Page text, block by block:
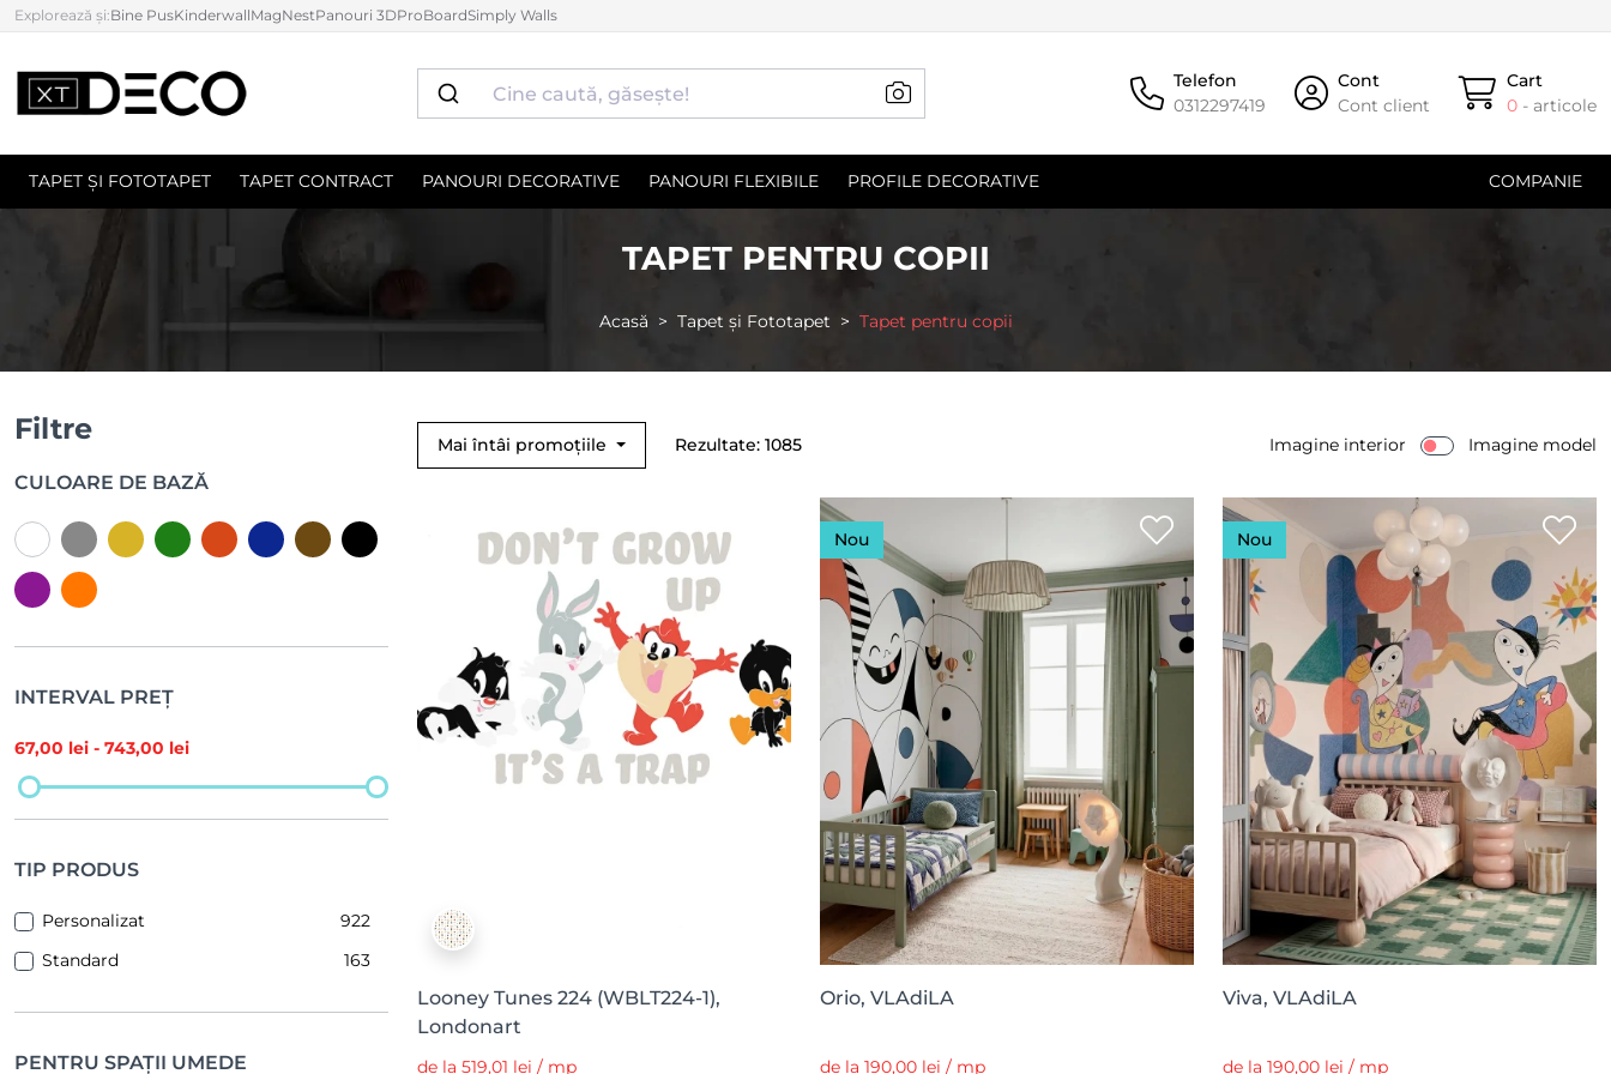
Explorează și:Bine PusKinderwallMagNestPanouri 3DProBoardSimply Walls
Telefon
0312297419
Cont
Cont client
Cart
0 - articole
TAPET ȘI FOTOTAPET TAPET CONTRACT PANOURI DECORATIVE PANOURI FLEXIBILE PROFILE DECORATIVE COMPANIE
TAPET PENTRU COPII
Acasă Tapet și Fototapet Tapet pentru copii
Filtre
CULOARE DE BAZĂ
INTERVAL PREȚ
67,00 lei - 743,00 lei
TIP PRODUS
Personalizat
922
Standard
163
PENTRU SPAȚII UMEDE
Mai întâi promoțiile Rezultate: 1085 Imagine interior Imagine model
Looney Tunes 224 (WBLT224-1),
Londonart
de la 519,01 lei / mp
Nou
Orio, VLAdiLA
de la 190,00 lei / mp
Nou
Viva, VLAdiLA
de la 190,00 lei / mp